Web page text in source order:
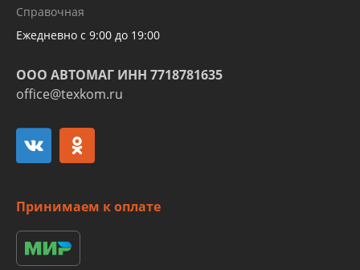
алюминиевых трубок и штуцеров
Справочная
Ежедневно с 9:00 до 19:00
ООО АВТОМАГ ИНН 7718781635
office@texkom.ru
Принимаем к оплате